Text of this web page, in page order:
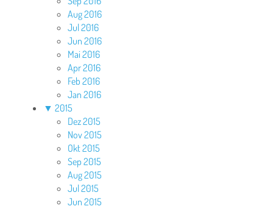
Aug 2016
Jul 2016
Jun 2016
Mai 2016
Apr 2016
Feb 2016
Jan 2016
▼ 2015
Dez 2015
Nov 2015
Okt 2015
Sep 2015
Aug 2015
Jul 2015
Jun 2015